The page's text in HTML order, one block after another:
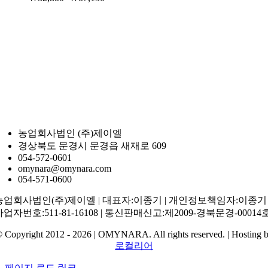
농업회사법인 (주)제이엘
경상북도 문경시 문경읍 새재로 609
054-572-0601
omynara@omynara.com
054-571-0600
업회사법인(주)제이엘 | 대표자:이종기 | 개인정보책임자:이종기
업자번호:511-81-16108 | 통신판매신고:제2009-경북문경-00014
Copyright 2012 - 2026 | OMYNARA. All rights reserved. | Hosting
로컬리어